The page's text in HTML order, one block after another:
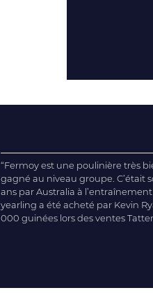
“Fermoy est une poulinière très
gagné au niveau groupe. C’était
ans par Australia à
yearling a été acheté par Kevin
000 guinées lors des ventes